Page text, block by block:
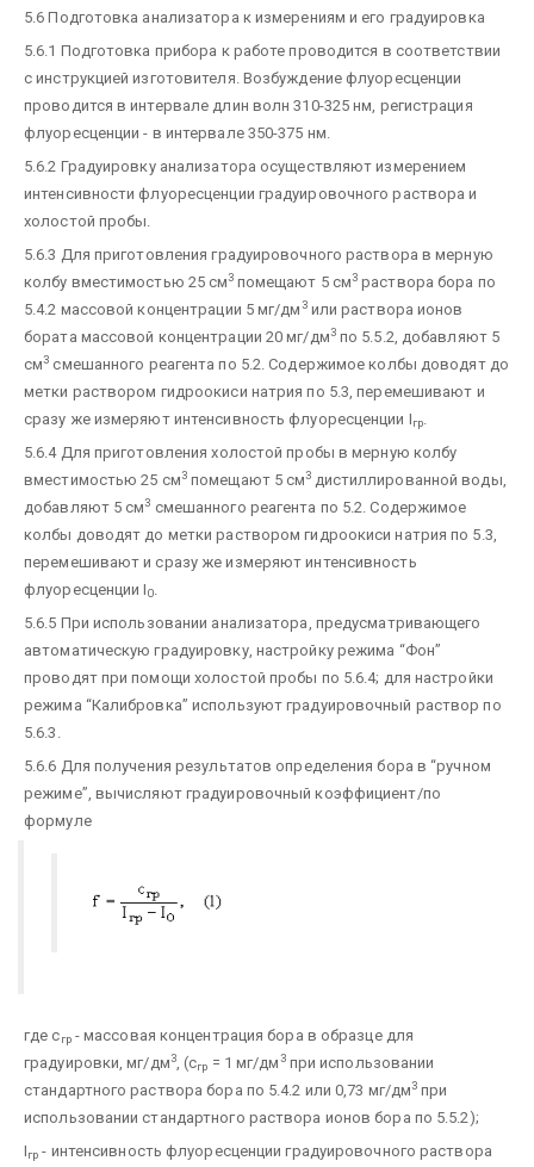
5.6 Подготовка анализатора к измерениям и его градуировка
5.6.1 Подготовка прибора к работе проводится в соответствии
с инструкцией изготовителя. Возбуждение флуоресценции
проводится в интервале длин волн 310-325 нм, регистрация
флуоресценции - в интервале 350-375 нм.
5.6.2 Градуировку анализатора осуществляют измерением
интенсивности флуоресценции градуировочного раствора и
холостой пробы.
5.6.3 Для приготовления градуировочного раствора в мерную
колбу вместимостью 25 см3 помещают 5 см3 раствора бора по
5.4.2 массовой концентрации 5 мг/дм3или раствора ионов
бората массовой концентрации 20 мг/дм3по 5.5.2, добавляют 5
см3 смешанного реагента по 5.2. Содержимое колбы доводят до
метки раствором гидроокиси натрия по 5.3, перемешивают и
сразу же измеряют интенсивность флуоресценции Iгр.
5.6.4 Для приготовления холостой пробы в мерную колбу
вместимостью 25 см3помещают 5 см3 дистиллированной воды,
добавляют 5 см3 смешанного реагента по 5.2. Содержимое
колбы доводят до метки раствором гидроокиси натрия по 5.3,
перемешивают и сразу же измеряют интенсивность
флуоресценции I0.
5.6.5 При использовании анализатора, предусматривающего
автоматическую градуировку, настройку режима “Фон”
проводят при помощи холостой пробы по 5.6.4; для настройки
режима “Калибровка” используют градуировочный раствор по
5.6.3.
5.6.6 Для получения результатов определения бора в “ручном
режиме”, вычисляют градуировочный коэффициент/по
формуле
где сгр- массовая концентрация бора в образце для
градуировки, мг/дм3, (сгр = 1 мг/дм3при использовании
стандартного раствора бора по 5.4.2 или 0,73 мг/дм3 при
использовании стандартного раствора ионов бора по 5.5.2);
Iгр - интенсивность флуоресценции градуировочного раствора